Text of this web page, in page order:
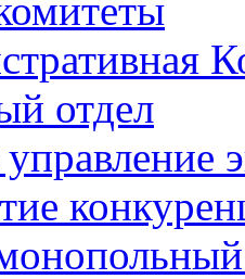
отдел
управление